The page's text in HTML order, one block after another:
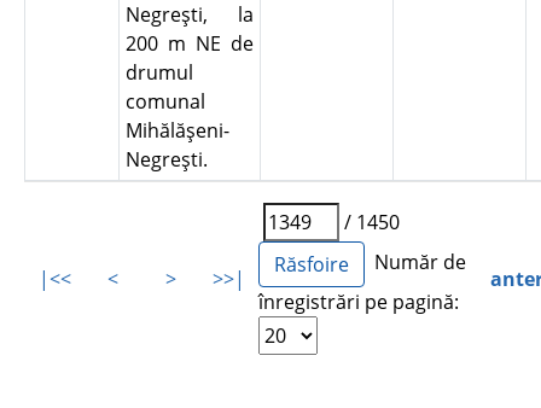
Negreşti, la
200 m NE de
drumul
comunal
Mihălăşeni-
Negreşti.
|<< < > >>|
/ 1450
Număr de
înregistrări pe pagină: